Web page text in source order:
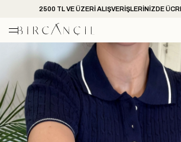
2500 TL VE ÜZERİ ALIŞVERİŞLERİNİZDE